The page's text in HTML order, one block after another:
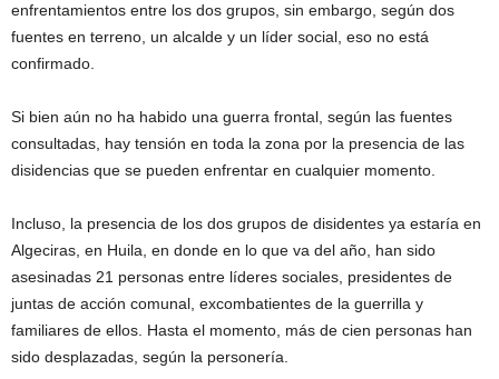
enfrentamientos entre los dos grupos, sin embargo, según dos
fuentes en terreno, un alcalde y un líder social, eso no está
confirmado.
Si bien aún no ha habido una guerra frontal, según las fuentes
consultadas, hay tensión en toda la zona por la presencia de las
disidencias que se pueden enfrentar en cualquier momento.
Incluso, la presencia de los dos grupos de disidentes ya estaría en
Algeciras, en Huila, en donde en lo que va del año, han sido
asesinadas 21 personas entre líderes sociales, presidentes de
juntas de acción comunal, excombatientes de la guerrilla y
familiares de ellos. Hasta el momento, más de cien personas han
sido desplazadas, según la personería.